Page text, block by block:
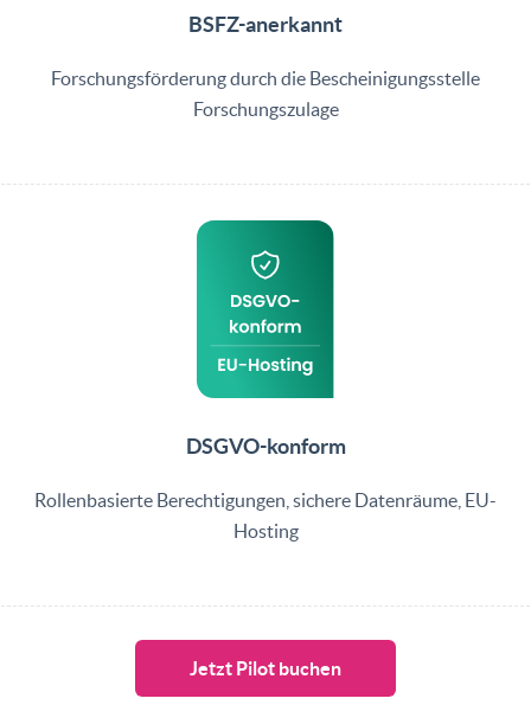
BSFZ-anerkannt
Forschungsförderung durch die Bescheinigungsstelle
Forschungszulage
DSGVO-konform
Rollenbasierte Berechtigungen, sichere Datenräume, EU-
Hosting
Jetzt Pilot buchen